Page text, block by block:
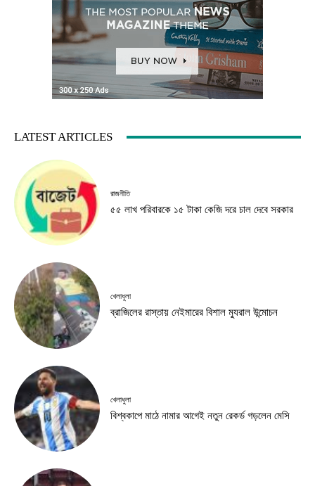
LATEST ARTICLES
রাজনীতি
৫৫ লাখ পরিবারকে ১৫ টাকা কেজি দরে চাল দেবে সরকার
খেলাধুলা
ব্রাজিলের রাস্তায় নেইমারের বিশাল ম্যুরাল উন্মোচন
খেলাধুলা
বিশ্বকাপে মাঠে নামার আগেই নতুন রেকর্ড গড়লেন মেসি